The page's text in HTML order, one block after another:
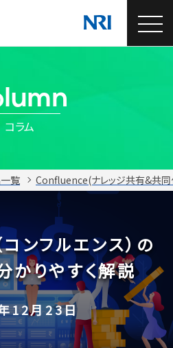
コラム
覧 Confluence(ナレッジ共有&共同
ンフルエンス）の
かりやすく解説
12月23日